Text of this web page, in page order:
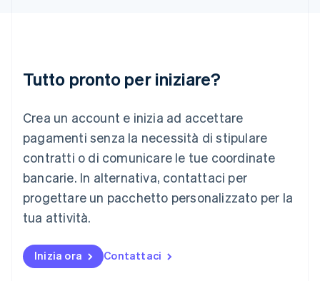
Tutto pronto per iniziare?
Crea un account e inizia ad accettare
pagamenti senza la necessità di stipulare
contratti o di comunicare le tue coordinate
bancarie. In alternativa, contattaci per
progettare un pacchetto personalizzato per la
tua attività.
Inizia ora Contattaci
Liechtenstein
DeutschEnglish
English
Lussemburgo
Malaysia
English简体中文
Malta
English
Messico
Norvegia
English